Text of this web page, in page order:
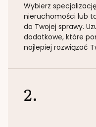
Wybierz specjalizację
nieruchomości lub
do Twojej sprawy.
dodatkowe, które
najlepiej rozwiązać
2.